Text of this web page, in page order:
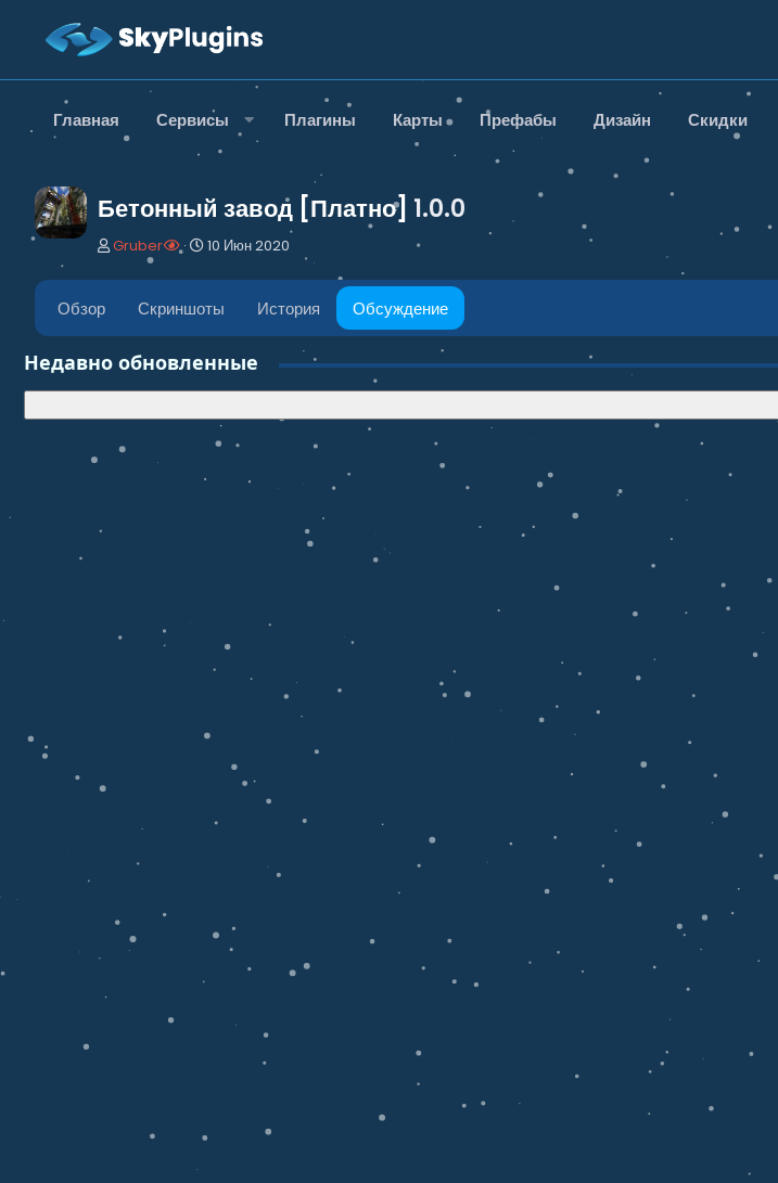
Главная Сервисы Плагины Карты Префабы Дизайн Скидки
Бетонный завод [Платно] 1.0.0
А
т
т
е
Gruber
Д
т
а
а
ч
а
10 Июн 2020
Обзор Скриншоты История Обсуждение
Недавно обновленные